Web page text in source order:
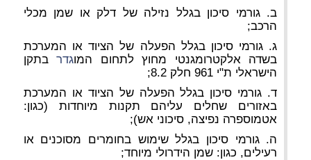
ב. גורמי סיכון בגלל נזילה של דלק או שמן מכלי
הרכב;
ג. גורמי סיכון בגלל הפעלה של הציוד או המערכת
בשדה אלקטרומגנטי מחוץ לתחום המוגדרבתקן
הישראלי ת"י 961 חלק 8.2;
ד. גורמי סיכון בגלל הפעלה של הציוד או המערכת
באזורים שחלים עליהם תקנות מיוחדות (כגון:
אטמוספרה נפיצה, סיכוני אש);
ה. גורמי סיכון בגלל שימוש בחומרים מסוכנים או
רעילים, כגון: שמן הידרולי מיוחד;